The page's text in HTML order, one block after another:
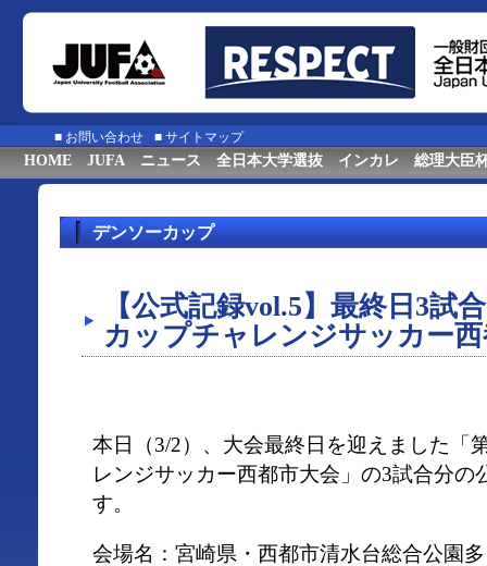
■ お問い合わせ ■ サイトマップ
HOME JUFA ニュース 全日本大学選抜 インカレ 総理大臣
デンソーカップ
【公式記録vol.5】最終日3試
カップチャレンジサッカー
本日（3/2）、大会最終日を迎えました「
レンジサッカー西都市大会」の3試合分の
す。
会場名：宮崎県・西都市清水台総合公園